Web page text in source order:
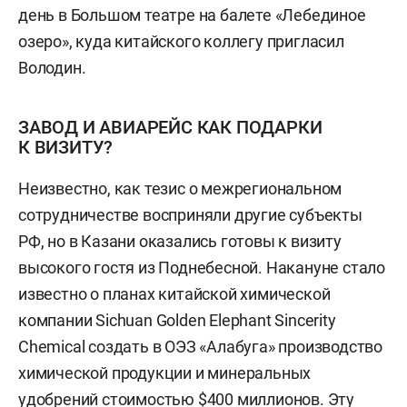
день в Большом театре на балете «Лебединое
озеро», куда китайского коллегу пригласил
Володин.
ЗАВОД И АВИАРЕЙС КАК ПОДАРКИ
К ВИЗИТУ?
Неизвестно, как тезис о межрегиональном
сотрудничестве восприняли другие субъекты
РФ, но в Казани оказались готовы к визиту
высокого гостя из Поднебесной. Накануне стало
известно о планах китайской химической
компании Sichuan Golden Elephant Sincerity
Chemical создать в ОЭЗ «Алабуга» производство
химической продукции и минеральных
удобрений стоимостью $400 миллионов. Эту